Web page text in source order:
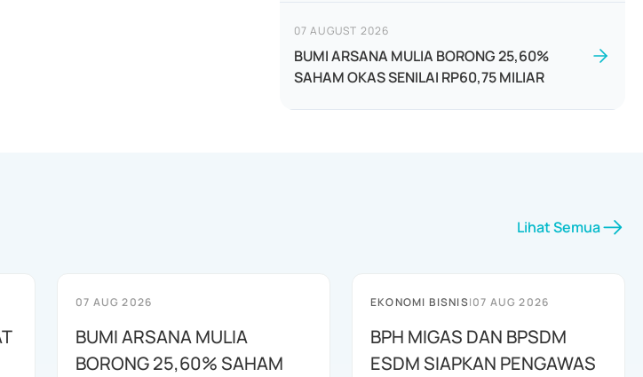
07 AUGUST 2026
BUMI ARSANA MULIA BORONG 25,60%
SAHAM OKAS SENILAI RP60,75 MILIAR
Lihat Semua
07 AUG 2026
BUMI ARSANA MULIA
BORONG 25,60% SAHAM
EKONOMI BISNIS|07 AUG 2026
BPH MIGAS DAN BPSDM
ESDM SIAPKAN PENGAWAS